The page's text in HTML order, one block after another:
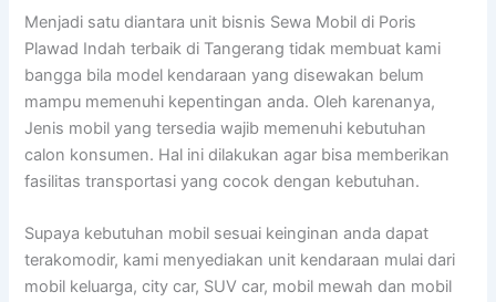
Menjadi satu diantara unit bisnis Sewa Mobil di Poris
Plawad Indah terbaik di Tangerang tidak membuat kami
bangga bila model kendaraan yang disewakan belum
mampu memenuhi kepentingan anda. Oleh karenanya,
Jenis mobil yang tersedia wajib memenuhi kebutuhan
calon konsumen. Hal ini dilakukan agar bisa memberikan
fasilitas transportasi yang cocok dengan kebutuhan.
Supaya kebutuhan mobil sesuai keinginan anda dapat
terakomodir, kami menyediakan unit kendaraan mulai dari
mobil keluarga, city car, SUV car, mobil mewah dan mobil